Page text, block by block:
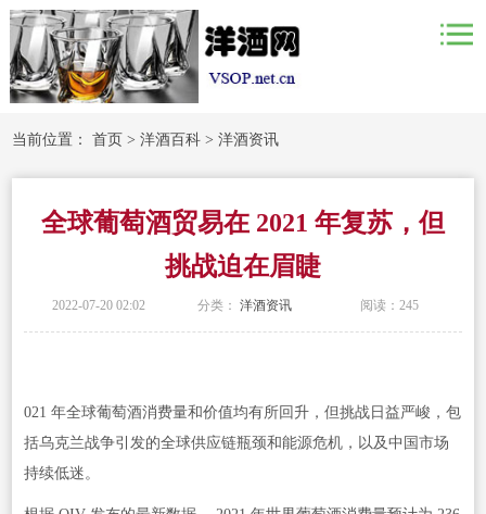
当前位置：首页 >洋酒百科 >洋酒资讯
全球葡萄酒贸易在 2021 年复苏，但
挑战迫在眉睫
2022-07-20 02:02 分类：洋酒资讯 阅读：245
021 年全球葡萄酒消费量和价值均有所回升，但挑战日益严峻，包
括乌克兰战争引发的全球供应链瓶颈和能源危机，以及中国市场
持续低迷。